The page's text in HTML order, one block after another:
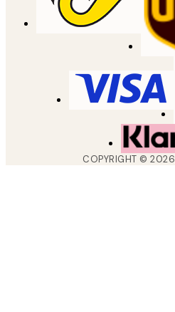
COPYRIGHT ©2026